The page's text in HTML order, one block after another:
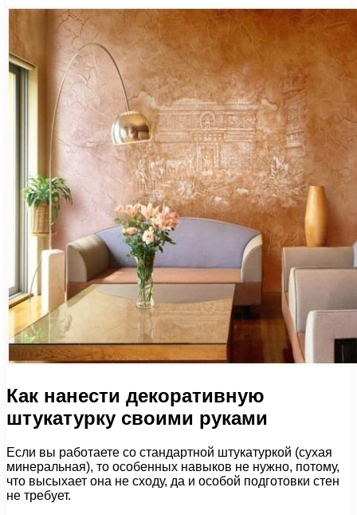
Как нанести декоративную
штукатурку своими руками
Если вы работаете со стандартной штукатуркой (сухая
минеральная), то особенных навыков не нужно, потому,
что высыхает она не сходу, да и особой подготовки стен
не требует.